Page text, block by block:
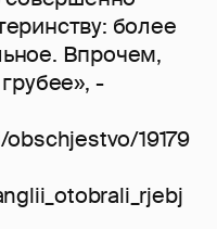
более
Впрочем,
-
19179